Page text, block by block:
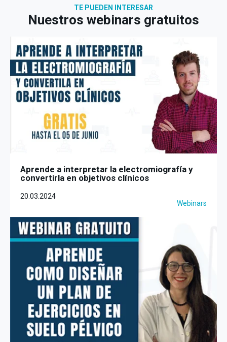
TE PUEDEN INTERESAR
Nuestros webinars gratuitos
Aprende a interpretar la electromiografía y
convertirla en objetivos clínicos
20.03.2024
Webinars